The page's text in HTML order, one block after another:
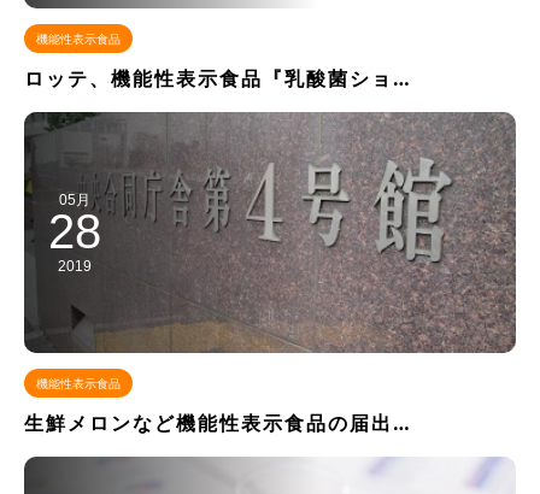
機能性表示食品
ロッテ、機能性表示食品『乳酸菌ショ…
05月
28
2019
機能性表示食品
生鮮メロンなど機能性表示食品の届出…